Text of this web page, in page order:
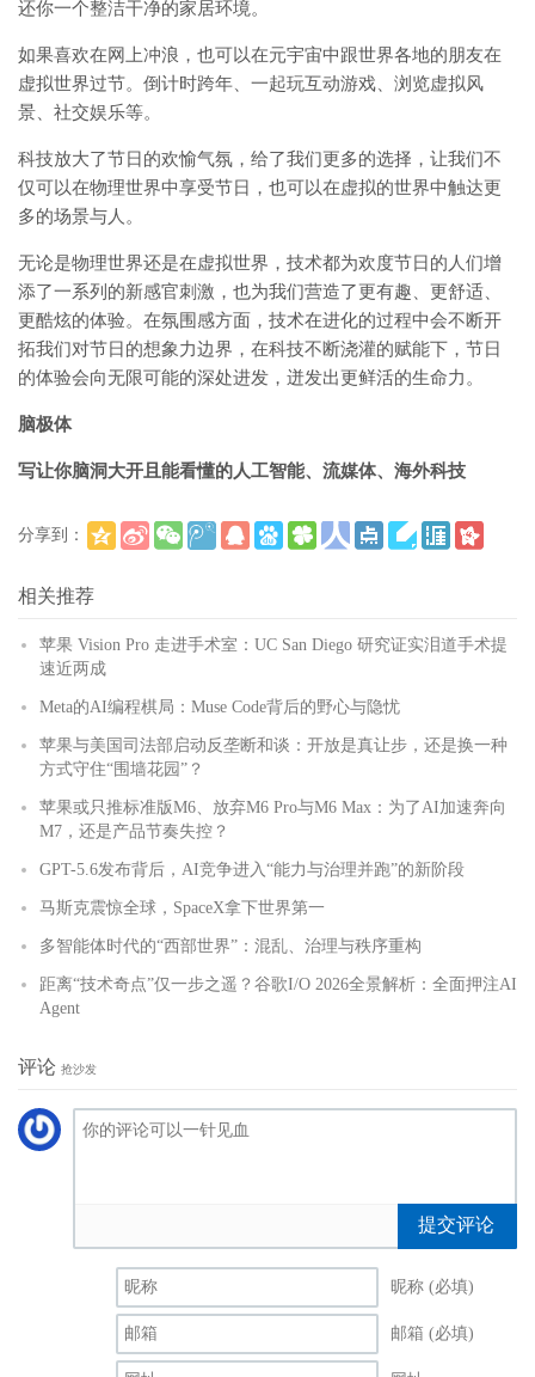
还你一个整洁干净的家居环境。
如果喜欢在网上冲浪，也可以在元宇宙中跟世界各地的朋友在
虚拟世界过节。倒计时跨年、一起玩互动游戏、浏览虚拟风
景、社交娱乐等。
科技放大了节日的欢愉气氛，给了我们更多的选择，让我们不
仅可以在物理世界中享受节日，也可以在虚拟的世界中触达更
多的场景与人。
无论是物理世界还是在虚拟世界，技术都为欢度节日的人们增
添了一系列的新感官刺激，也为我们营造了更有趣、更舒适、
更酷炫的体验。在氛围感方面，技术在进化的过程中会不断开
拓我们对节日的想象力边界，在科技不断浇灌的赋能下，节日
的体验会向无限可能的深处进发，迸发出更鲜活的生命力。
脑极体
写让你脑洞大开且能看懂的人工智能、流媒体、海外科技
分享到：
相关推荐
苹果 Vision Pro 走进手术室：UC San Diego 研究证实泪道手术提
速近两成
Meta的AI编程棋局：Muse Code背后的野心与隐忧
苹果与美国司法部启动反垄断和谈：开放是真让步，还是换一种
方式守住“围墙花园”？
苹果或只推标准版M6、放弃M6 Pro与M6 Max：为了AI加速奔向
M7，还是产品节奏失控？
GPT-5.6发布背后，AI竞争进入“能力与治理并跑”的新阶段
马斯克震惊全球，SpaceX拿下世界第一
多智能体时代的“西部世界”：混乱、治理与秩序重构
距离“技术奇点”仅一步之遥？谷歌I/O 2026全景解析：全面押注AI
Agent
评论 抢沙发
提交评论
昵称 (必填)
邮箱 (必填)